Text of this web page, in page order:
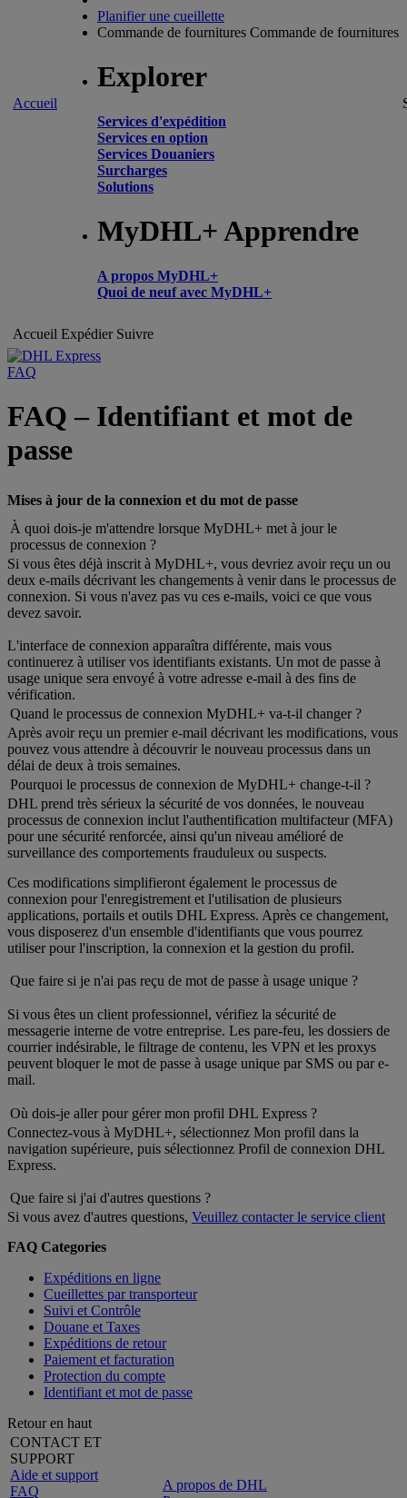
Accueil
Planifier une cueillette
Commande de fournitures Commande de fournitures
Explorer
Services d'expédition
Services en option
Services Douaniers
Surcharges
Solutions
MyDHL+ Apprendre
A propos MyDHL+
Quoi de neuf avec MyDHL+
Accueil Expédier Suivre
FAQ
FAQ – Identifiant et mot de
passe
Mises à jour de la connexion et du mot de passe
À quoi dois-je m'attendre lorsque MyDHL+ met à jour le
processus de connexion ?
Si vous êtes déjà inscrit à MyDHL+, vous devriez avoir reçu un ou
deux e-mails décrivant les changements à venir dans le processus de
connexion. Si vous n'avez pas vu ces e-mails, voici ce que vous
devez savoir.
L'interface de connexion apparaîtra différente, mais vous
continuerez à utiliser vos identifiants existants. Un mot de passe à
usage unique sera envoyé à votre adresse e-mail à des fins de
vérification.
Quand le processus de connexion MyDHL+ va-t-il changer ?
Après avoir reçu un premier e-mail décrivant les modifications, vous
pouvez vous attendre à découvrir le nouveau processus dans un
délai de deux à trois semaines.
Pourquoi le processus de connexion de MyDHL+ change-t-il ?
DHL prend très sérieux la sécurité de vos données, le nouveau
processus de connexion inclut l'authentification multifacteur (MFA)
pour une sécurité renforcée, ainsi qu'un niveau amélioré de
surveillance des comportements frauduleux ou suspects.
Ces modifications simplifieront également le processus de
connexion pour l'enregistrement et l'utilisation de plusieurs
applications, portails et outils DHL Express. Après ce changement,
vous disposerez d'un ensemble d'identifiants que vous pourrez
utiliser pour l'inscription, la connexion et la gestion du profil.
Que faire si je n'ai pas reçu de mot de passe à usage unique ?
Si vous êtes un client professionnel, vérifiez la sécurité de
messagerie interne de votre entreprise. Les pare-feu, les dossiers de
courrier indésirable, le filtrage de contenu, les VPN et les proxys
peuvent bloquer le mot de passe à usage unique par SMS ou par e-
mail.
Où dois-je aller pour gérer mon profil DHL Express ?
Connectez-vous à MyDHL+, sélectionnez Mon profil dans la
navigation supérieure, puis sélectionnez Profil de connexion DHL
Express.
Que faire si j'ai d'autres questions ?
Si vous avez d'autres questions, Veuillez contacter le service client
FAQ Categories
Expéditions en ligne
Cueillettes par transporteur
Suivi et Contrôle
Douane et Taxes
Expéditions de retour
Paiement et facturation
Protection du compte
Identifiant et mot de passe
Retour en haut
CONTACT ET
SUPPORT
Aide et support
FAQ
A propos de DHL